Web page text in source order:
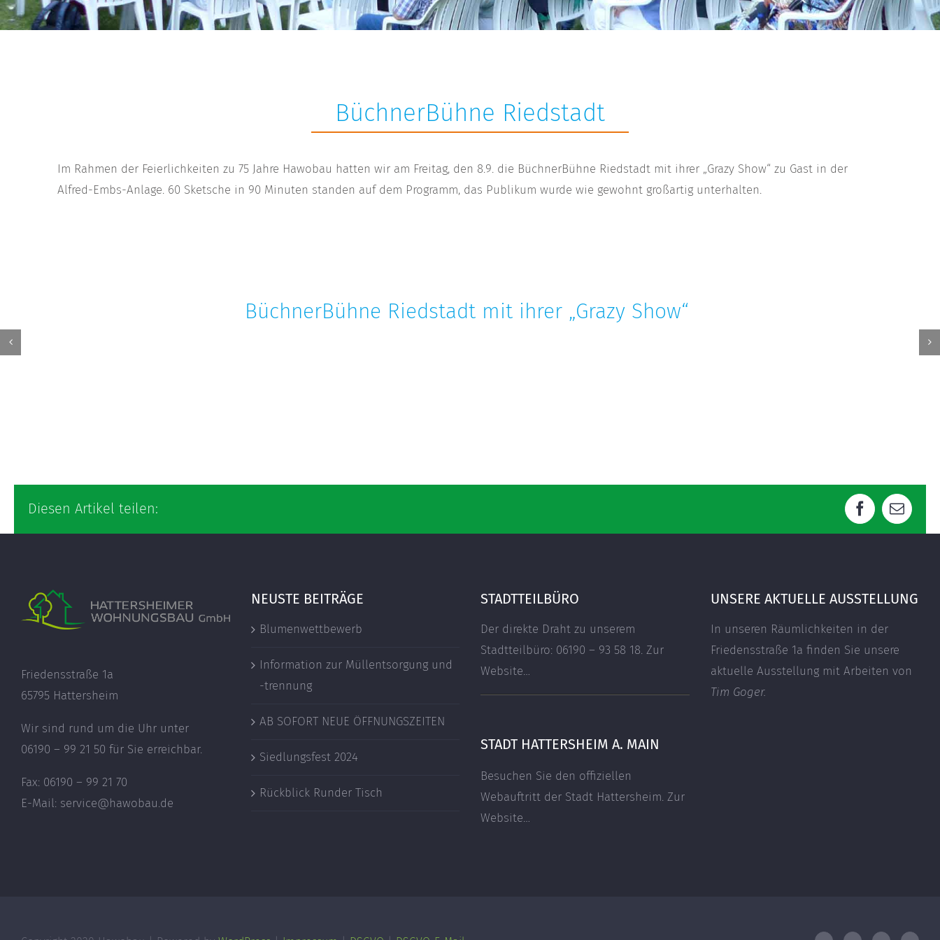
BüchnerBühne Riedstadt
Im Rahmen der Feierlichkeiten zu 75 Jahre Hawobau hatten wir am Freitag, den 8.9. die BüchnerBühne Riedstadt mit ihrer „Grazy Show“ zu Gast in der
Alfred-Embs-Anlage. 60 Sketsche in 90 Minuten standen auf dem Programm, das Publikum wurde wie gewohnt großartig unterhalten.
BüchnerBühne Riedstadt mit ihrer „Grazy Show“
Diesen Artikel teilen: Facebook
E-
Mail
Friedensstraße 1a
65795 Hattersheim
Wir sind rund um die Uhr unter
06190 – 99 21 50 für Sie erreichbar.
Fax: 06190 – 99 21 70
E-Mail: service@hawobau.de
NEUSTE BEITRÄGE
Blumenwettbewerb
Information zur Müllentsorgung und
-trennung
AB SOFORT NEUE ÖFFNUNGSZEITEN
Siedlungsfest 2024
Rückblick Runder Tisch
STADTTEILBÜRO
Der direkte Draht zu unserem
Stadtteilbüro: 06190 – 93 58 18. Zur
Website…
STADT HATTERSHEIM A. MAIN
Besuchen Sie den offiziellen
Webauftritt der Stadt Hattersheim. Zur
Website…
UNSERE AKTUELLE AUSSTELLUNG
In unseren Räumlichkeiten in der
Friedensstraße 1a finden Sie unsere
aktuelle Ausstellung mit Arbeiten von
Tim Goger.